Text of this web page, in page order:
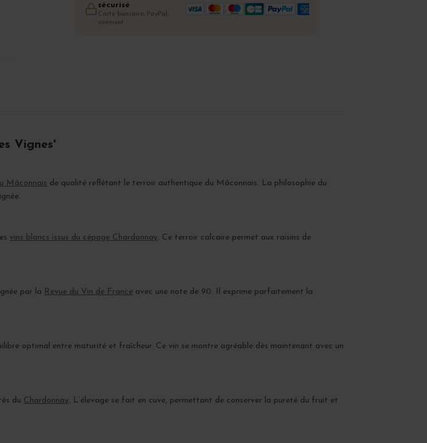
sécurisé
Carte bancaire, PayPal,
virement
Vignes'
Mâconnais de qualité reflétant le terroir authentique du Mâconnais. La philosophie du
vins blancs issus du cépage Chardonnay. Ce terroir calcaire permet aux raisins de
par la Revue du Vin de France avec une note de 90. Il exprime parfaitement la
optimal entre maturité et fraîcheur. Ce vin se montre agréable dès maintenant avec un
du Chardonnay. L’élevage se fait en cuve, permettant de conserver la pureté du fruit et